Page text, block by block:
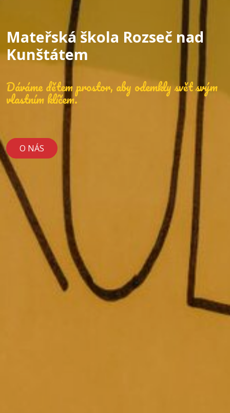
Mateřská škola Rozseč nad
Kunštátem
Dáváme dětem prostor, aby odemkly svět svým
vlastním klíčem.
O NÁS